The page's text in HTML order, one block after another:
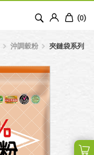
(0)
沖調穀粉 夾鏈袋系列